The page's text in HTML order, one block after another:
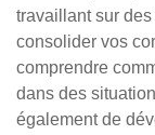
travaillant sur
consolider vos
comprendre
dans des
également de